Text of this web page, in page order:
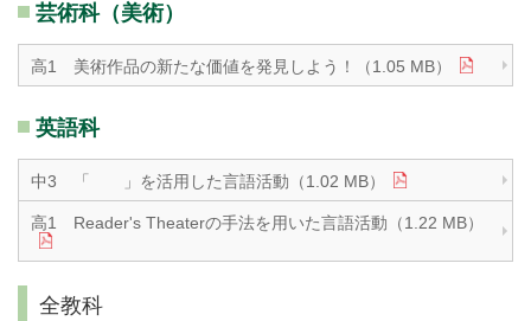
芸術科（美術）
高1 美術作品の新たな価値を発見しよう！（1.05 MB）
英語科
中3 「 」を活用した言語活動（1.02 MB）
高1 Reader's Theaterの手法を用いた言語活動（1.22 MB）
全教科